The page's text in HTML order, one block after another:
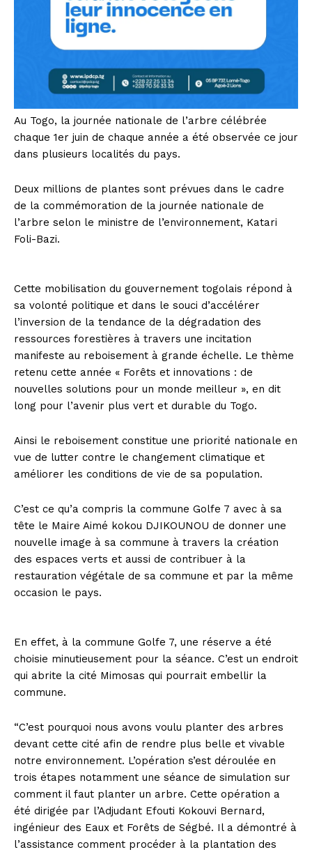
Au Togo, la journée nationale de l’arbre célébrée
chaque 1er juin de chaque année a été observée ce jour
dans plusieurs localités du pays.
Deux millions de plantes sont prévues dans le cadre
de la commémoration de la journée nationale de
l’arbre selon le ministre de l’environnement, Katari
Foli-Bazi.
Cette mobilisation du gouvernement togolais répond à
sa volonté politique et dans le souci d’accélérer
l’inversion de la tendance de la dégradation des
ressources forestières à travers une incitation
manifeste au reboisement à grande échelle. Le thème
retenu cette année « Forêts et innovations : de
nouvelles solutions pour un monde meilleur », en dit
long pour l’avenir plus vert et durable du Togo.
Ainsi le reboisement constitue une priorité nationale en
vue de lutter contre le changement climatique et
améliorer les conditions de vie de sa population.
C’est ce qu’a compris la commune Golfe 7 avec à sa
tête le Maire Aimé kokou DJIKOUNOU de donner une
nouvelle image à sa commune à travers la création
des espaces verts et aussi de contribuer à la
restauration végétale de sa commune et par la même
occasion le pays.
En effet, à la commune Golfe 7, une réserve a été
choisie minutieusement pour la séance. C’est un endroit
qui abrite la cité Mimosas qui pourrait embellir la
commune.
“C’est pourquoi nous avons voulu planter des arbres
devant cette cité afin de rendre plus belle et vivable
notre environnement. L’opération s’est déroulée en
trois étapes notamment une séance de simulation sur
comment il faut planter un arbre. Cette opération a
été dirigée par l’Adjudant Efouti Kokouvi Bernard,
ingénieur des Eaux et Forêts de Ségbé. Il a démontré à
l’assistance comment procéder à la plantation des